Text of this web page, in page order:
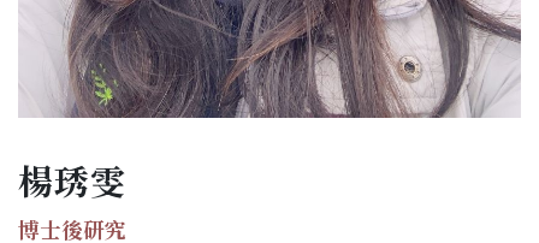
楊琇雯
博士後研究